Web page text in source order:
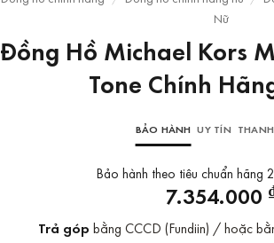
Nữ
Đồng Hồ Michael Kors
Tone Chính
BẢO HÀNH UY TÍN
Bảo hành theo tiêu chuẩn
7.354.000
Trả góp bằng CCCD (Fundiin) / hoặc